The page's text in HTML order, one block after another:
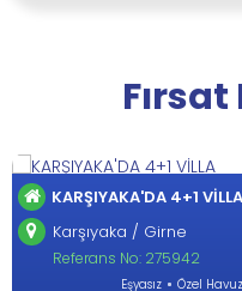
£ 469,950